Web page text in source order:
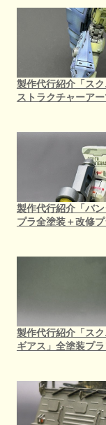
製作代行紹介「ス
ストラクチャーア
製作代行紹介「バ
プラ全塗装＋改修
製作代行紹介「ス
ギアス」全塗装プ